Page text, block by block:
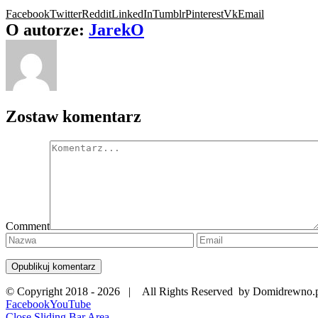
FacebookTwitterRedditLinkedInTumblrPinterestVkEmail
O autorze: JarekO
Zostaw komentarz
Comment
© Copyright 2018 - 2026 | All Rights Reserved by
FacebookYouTube